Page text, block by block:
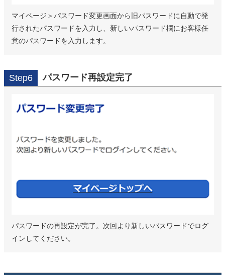
マイページ＞パスワード変更画面から旧パスワードに自動で発
行されたパスワードを入力し、新しいパスワード欄にお客様任
意のパスワードを入力します。
Step6 パスワード再設定完了
パスワードの再設定が完了。次回より新しいパスワードでログ
インしてください。